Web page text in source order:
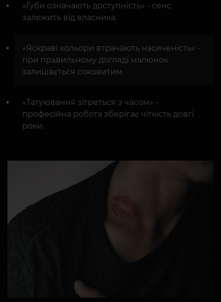
«Губи означають доступність» - сенс
залежить від власника.
«Яскраві кольори втрачають насиченість» -
при правильному догляді малюнок
залишається соковитим.
«Татуювання зітреться з часом» -
професійна робота зберігає чіткість довгі
роки.